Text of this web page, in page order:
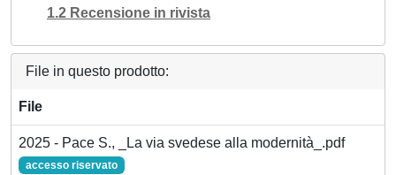
1.2 Recensione in rivista
File in questo prodotto:
File
2025 - Pace S., _La via svedese alla modernità_.pdf
accesso riservato